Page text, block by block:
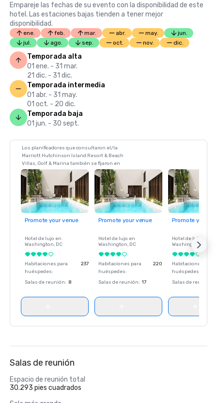
Empareje las fechas de su evento con la disponibilidad de este
hotel. Las estaciones bajas tienden a tener mejor
disponibilidad.
ene. feb. mar. abr. may.
jun.
jul.
ago. sep. oct. nov. dic.
Temporada alta
01 ene. - 31 mar.
21 dic. - 31 dic.
Temporada intermedia
01 abr. - 31 may.
01 oct. - 20 dic.
Temporada baja
01 jun. - 30 sept.
Los planificadores que consultaron el/la
Marriott Hutchinson Island Resort & Beach
Villas, Golf & Marina también se fijaron en
Promote your venue
Hotel de lujo en
Washington, DC
Habitaciones para
huéspedes:
237
Salas de reunión: 8
Promote your venue
Hotel de lujo en
Washington, DC
Habitaciones para
huéspedes:
220
Salas de reunión: 17
Promote your
Hotel de lujo en
Washington
Habitaciones para
huéspedes
Salas de reunión
Salas de reunión
Espacio de reunión total
30.293 pies cuadrados